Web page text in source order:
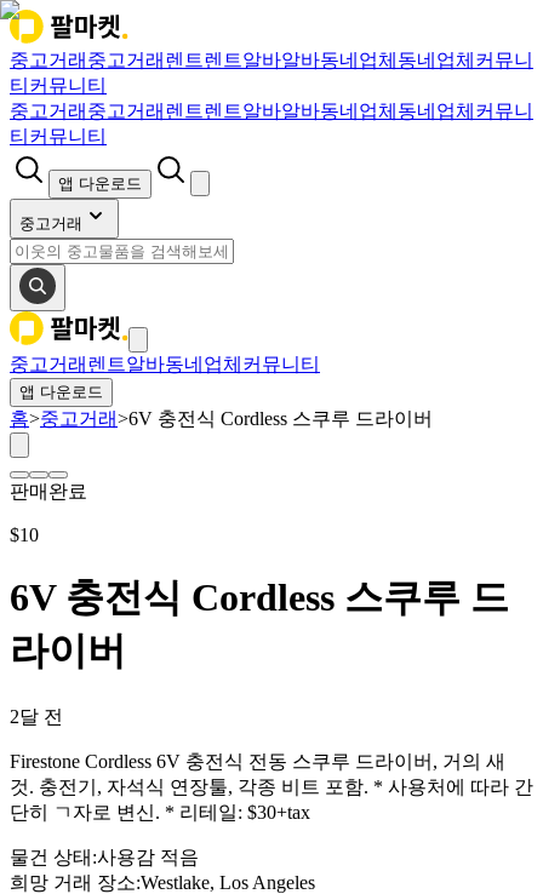
중고거래 중고거래 렌트렌트알바알바동네업체 동네업체 커뮤니
티 커뮤니티
중고거래 중고거래 렌트렌트알바알바동네업체 동네업체 커뮤니
티 커뮤니티
앱 다운로드
중고거래
중고거래 렌트알바동네업체 커뮤니티
앱 다운로드
홈>중고거래>6V 충전식 Cordless 스쿠루 드라이버
판매완료
$10
6V 충전식 Cordless 스쿠루 드
라이버
2달 전
Firestone Cordless 6V 충전식 전동 스쿠루 드라이버, 거의 새
것. 충전기, 자석식 연장툴, 각종 비트 포함. * 사용처에 따라 간
단히 ㄱ자로 변신. * 리테일: $30+tax
물건 상태 :사용감 적음
희망 거래 장소:Westlake, Los Angeles